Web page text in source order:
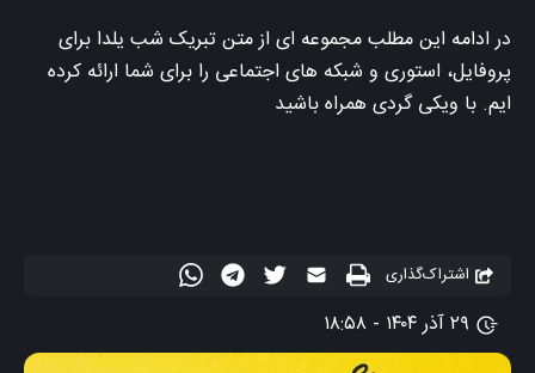
در ادامه این مطلب مجموعه ای از متن تبریک شب یلدا برای
پروفایل، استوری و شبکه های اجتماعی را برای شما ارائه کرده
ایم. با ویکی گردی همراه باشید
اشتراک‌گذاری
۲۹ آذر ۱۴۰۴ - ۱۸:۵۸